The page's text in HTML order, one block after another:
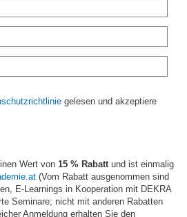
gelesen und akzeptiere
Wert von 15 % Rabatt und ist einmalig
(Vom Rabatt ausgenommen sind
E-Learnings in Kooperation mit DEKRA
Seminare; nicht mit anderen Rabatten
Anmeldung erhalten Sie den